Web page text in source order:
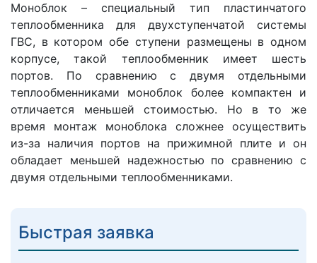
Моноблок – специальный тип пластинчатого
теплообменника для двухступенчатой системы
ГВС, в котором обе ступени размещены в одном
корпусе, такой теплообменник имеет шесть
портов. По сравнению с двумя отдельными
теплообменниками моноблок более компактен и
отличается меньшей стоимостью. Но в то же
время монтаж моноблока сложнее осуществить
из-за наличия портов на прижимной плите и он
обладает меньшей надежностью по сравнению с
двумя отдельными теплообменниками.
Быстрая заявка